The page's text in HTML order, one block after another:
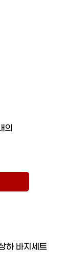
의
하 바지세트